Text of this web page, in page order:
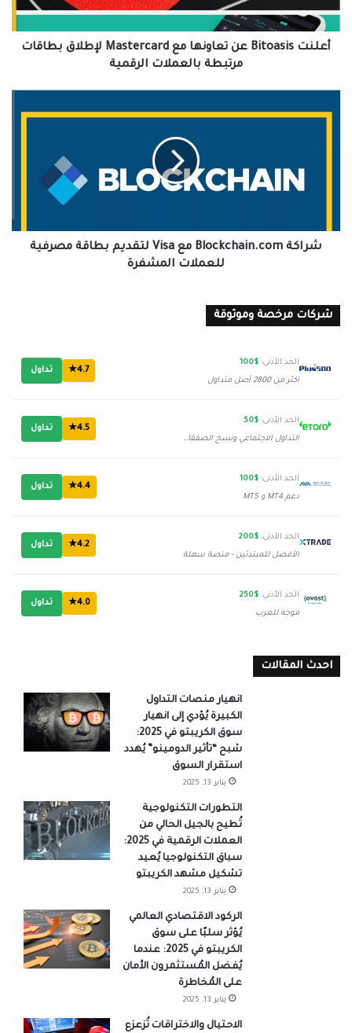
بطاقات
مرتبطة
بالعملات
أعلنت ‎Bitoasis عن تعاونها مع ‎Mastercard لإطلاق بطاقات
مرتبطة بالعملات الرقمية
Blockchain.com
المشفرة
شراكة Blockchain.com مع Visa لتقديم بطاقة مصرفية
للعملات المشفرة
شركات مرخصة وموثوقة
الحد الأدنى: $100
أكثر من 2800 أصل متداول
4.7★ تداول
الحد الأدنى: $50
التداول الاجتماعي ونسخ الصفقات
4.5★ تداول
الحد الأدنى: $100
دعم MT4 و MT5
4.4★ تداول
الحد الأدنى: $200
الأفضل للمبتدئين - منصة سهلة
4.2★ تداول
الحد الأدنى: $250
موجه للعرب
4.0★ تداول
احدث المقالات
انهيار منصات التداول
الكبيرة يُؤدي إلى انهيار
سوق الكريبتو في 2025:
شبح “تأثير الدومينو” يُهدد
استقرار السوق
يناير 13, 2025
التطورات التكنولوجية
تُطيح بالجيل الحالي من
العملات الرقمية في 2025:
سباق التكنولوجيا يُعيد
تشكيل مشهد الكريبتو
يناير 13, 2025
الركود الاقتصادي العالمي
يُؤثر سلبًا على سوق
الكريبتو في 2025: عندما
يُفضل المُستثمرون الأمان
على المُخاطرة
يناير 13, 2025
الاحتيال والاختراقات تُزعزع